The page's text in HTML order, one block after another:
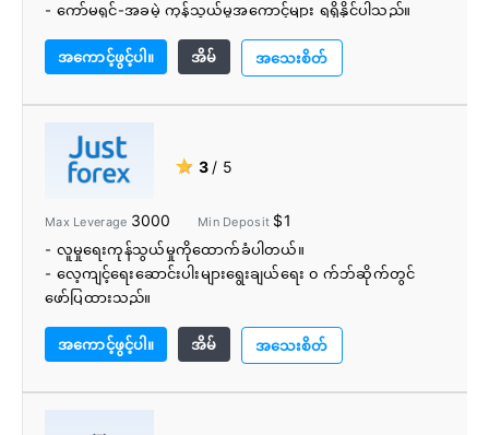
- ကော်မရှင်-အခမဲ့ ကုန်သွယ်မှုအကောင့်များ ရရှိနိုင်ပါသည်။
- ယူကေအတွက် လောင်းကြေးဖြန့်သည်။
- အခမဲ့ VPS (အကောင့်အမျိုးအစားအလိုက်)
- အခမဲ့ ငွေသွင်းခြင်းနှင့် ငွေထုတ်ခြင်း ရွေးချယ်စရာများစွာ
စျေးကွက်သတင်းများနှင့် ခွဲခြမ်းစိတ်ဖြာခြင်း။
အကောင့်ဖွင့်ပါ။ အိမ် အသေးစိတ်
★ 3 / 5
Max Leverage 3000 Min Deposit $1
- လူမှုရေးကုန်သွယ်မှုကိုထောက်ခံပါတယ်။
- လေ့ကျင့်ရေးဆောင်းပါးများရွေးချယ်ရေး ၀ က်ဘ်ဆိုက်တွင်
ဖော်ပြထားသည်။
အကောင့်ဖွင့်ပါ။ အိမ် အသေးစိတ်